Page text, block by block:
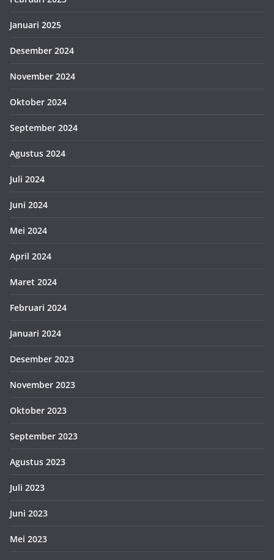
Januari 2025
Desember 2024
November 2024
Oktober 2024
September 2024
Agustus 2024
Juli 2024
Juni 2024
Mei 2024
April 2024
Maret 2024
Februari 2024
Januari 2024
Desember 2023
November 2023
Oktober 2023
September 2023
Agustus 2023
Juli 2023
Juni 2023
Mei 2023